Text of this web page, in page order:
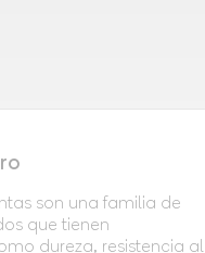
son una familia de
que tienen
dureza, resistencia al